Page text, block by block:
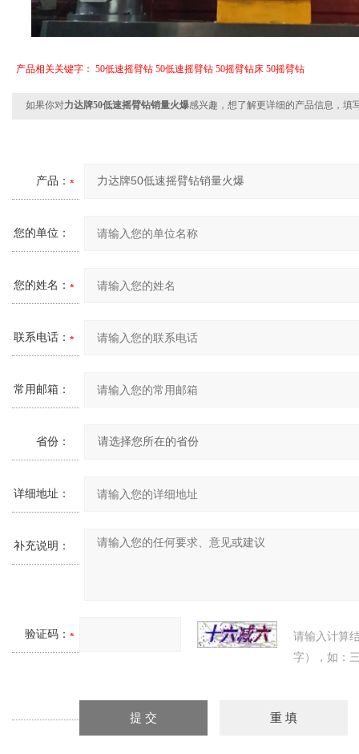
产品相关关键字： 50低速摇臂钻 50低速摇臂钻 50摇臂钻床 50摇臂钻
如果你对力达牌50低速摇臂钻销量火爆感兴趣，想了解更详细的产品信息，填
产品：
您的单位：
您的姓名：
联系电话：
常用邮箱：
省份：
详细地址：
补充说明：
验证码：
请输入计算
字），如：